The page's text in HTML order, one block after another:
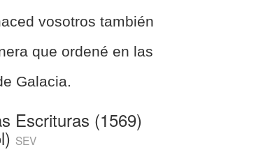
vosotros también
que ordené en las
Galacia.
Escrituras (1569)
SEV